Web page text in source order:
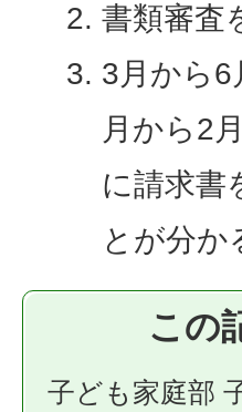
書類審査
3月から6
月から2
に請求書
とが分か
この
子ども家庭部